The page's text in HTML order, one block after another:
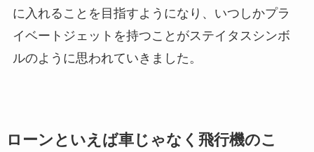
に入れることを目指すようになり、いつしかプラ
イベートジェットを持つことがステイタスシンボ
ルのように思われていきました。
ローンといえば車じゃなく飛行機のこ